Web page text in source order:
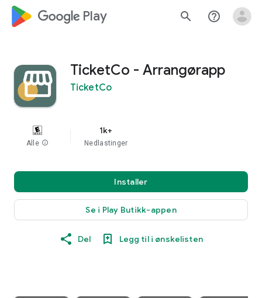
google_logo Play search help_outline
TicketCo - Arrangørapp
TicketCo
Alle info
1k+
Nedlastinger
Installer
Se i Play Butikk-appen
Del Legg til i ønskelisten